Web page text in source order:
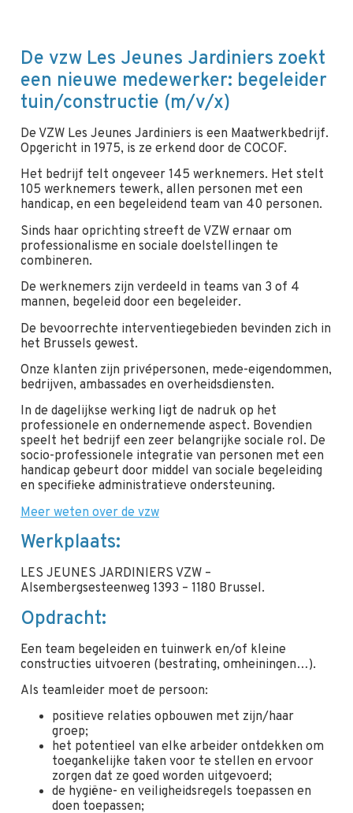
De vzw Les Jeunes Jardiniers zoekt
een nieuwe medewerker: begeleider
tuin/constructie (m/v/x)
De VZW Les Jeunes Jardiniers is een Maatwerkbedrijf.
Opgericht in 1975, is ze erkend door de COCOF.
Het bedrijf telt ongeveer 145 werknemers. Het stelt
105 werknemers tewerk, allen personen met een
handicap, en een begeleidend team van 40 personen.
Sinds haar oprichting streeft de VZW ernaar om
professionalisme en sociale doelstellingen te
combineren.
De werknemers zijn verdeeld in teams van 3 of 4
mannen, begeleid door een begeleider.
De bevoorrechte interventiegebieden bevinden zich in
het Brussels gewest.
Onze klanten zijn privépersonen, mede-eigendommen,
bedrijven, ambassades en overheidsdiensten.
In de dagelijkse werking ligt de nadruk op het
professionele en ondernemende aspect. Bovendien
speelt het bedrijf een zeer belangrijke sociale rol. De
socio-professionele integratie van personen met een
handicap gebeurt door middel van sociale begeleiding
en specifieke administratieve ondersteuning.
Meer weten over de vzw
Werkplaats:
LES JEUNES JARDINIERS VZW –
Alsembergsesteenweg 1393 – 1180 Brussel.
Opdracht:
Een team begeleiden en tuinwerk en/of kleine
constructies uitvoeren (bestrating, omheiningen…).
Als teamleider moet de persoon:
positieve relaties opbouwen met zijn/haar
groep;
het potentieel van elke arbeider ontdekken om
toegankelijke taken voor te stellen en ervoor
zorgen dat ze goed worden uitgevoerd;
de hygiëne- en veiligheidsregels toepassen en
doen toepassen;